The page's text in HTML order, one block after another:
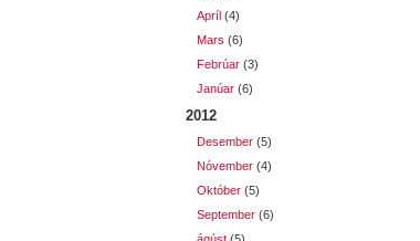
Apríl (4)
Mars (6)
Febrúar (3)
Janúar (6)
2012
Desember (5)
Nóvember (4)
Október (5)
September (6)